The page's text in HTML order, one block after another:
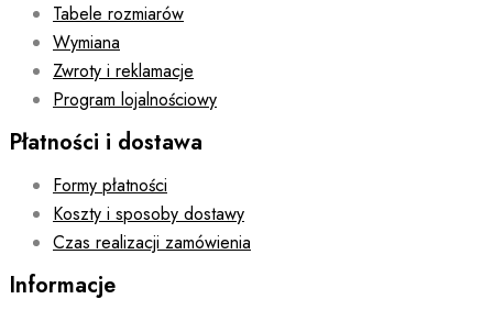
Tabele rozmiarów
Wymiana
Zwroty i reklamacje
Program lojalnościowy
Płatności i dostawa
Formy płatności
Koszty i sposoby dostawy
Czas realizacji zamówienia
Informacje